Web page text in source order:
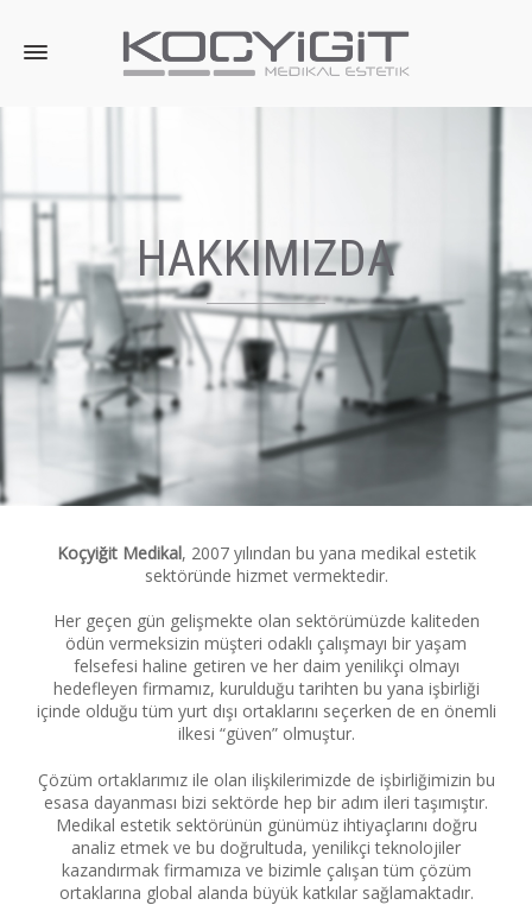
HAKKIMIZDA
Koçyiğit Medikal, 2007 yılından bu yana medikal estetik
sektöründe hizmet vermektedir.
Her geçen gün gelişmekte olan sektörümüzde kaliteden
ödün vermeksizin müşteri odaklı çalışmayı bir yaşam
felsefesi haline getiren ve her daim yenilikçi olmayı
hedefleyen firmamız, kurulduğu tarihten bu yana işbirliği
içinde olduğu tüm yurt dışı ortaklarını seçerken de en önemli
ilkesi “güven” olmuştur.
Çözüm ortaklarımız ile olan ilişkilerimizde de işbirliğimizin bu
esasa dayanması bizi sektörde hep bir adım ileri taşımıştır.
Medikal estetik sektörünün günümüz ihtiyaçlarını doğru
analiz etmek ve bu doğrultuda, yenilikçi teknolojiler
kazandırmak firmamıza ve bizimle çalışan tüm çözüm
ortaklarına global alanda büyük katkılar sağlamaktadır.